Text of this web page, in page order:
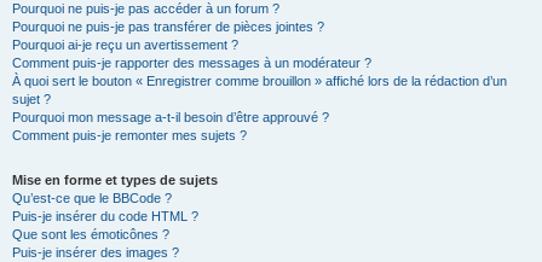
Pourquoi ne puis-je pas accéder à un forum ?
Pourquoi ne puis-je pas transférer de pièces jointes ?
Pourquoi ai-je reçu un avertissement ?
Comment puis-je rapporter des messages à un modérateur ?
À quoi sert le bouton « Enregistrer comme brouillon » affiché lors de la rédaction d’un
sujet ?
Pourquoi mon message a-t-il besoin d’être approuvé ?
Comment puis-je remonter mes sujets ?
Mise en forme et types de sujets
Qu’est-ce que le BBCode ?
Puis-je insérer du code HTML ?
Que sont les émoticônes ?
Puis-je insérer des images ?